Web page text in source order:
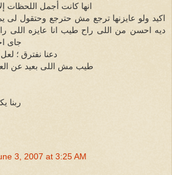
انها كانت أجمل اللحظات
اكيد ولو عايزنها ترجع مش حترجع وحتقول لى
ديه احسن من اللى راح طيب انا عايزه اللى
جاى
دعنا نفترق ؛ لعل
طيب مش اللى بعيد عن
ربنا
3, 2007 at 3:25 AM